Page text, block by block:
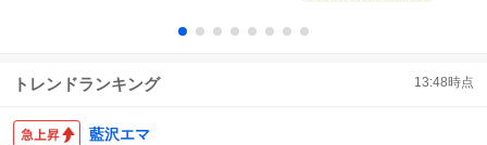
トレンドランキング 13:48時点
藍沢エマ